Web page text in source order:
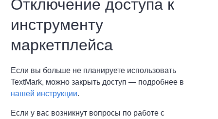
Отключение доступа к
инструменту
маркетплейса
Если вы больше не планируете использовать
TextMark, можно закрыть доступ — подробнее в
нашей инструкции.
Если у вас возникнут вопросы по работе с